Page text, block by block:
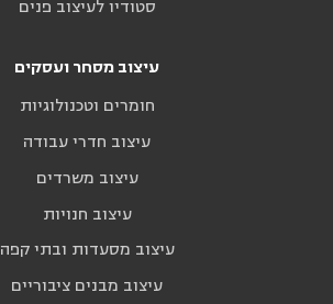
סטודיו לעיצוב פנים
עיצוב מסחר ועסקים
חומרים וטכנולוגיות
עיצוב חדרי עבודה
עיצוב משרדים
עיצוב חנויות
עיצוב מסעדות ובתי קפה
עיצוב מבנים ציבוריים